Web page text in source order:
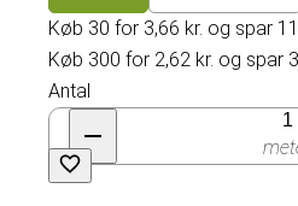
Køb 30 for 3,66 kr. og spar
Køb 300 for 2,62 kr. og spar
Antal